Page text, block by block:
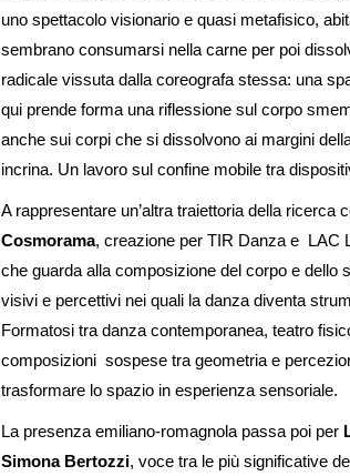
uno spettacolo visionario e quasi metafisico,
sembrano consumarsi nella carne per poi
radicale vissuta dalla coreografa stessa: una
qui prende forma una riflessione sul corpo
anche sui corpi che si dissolvono ai margini
incrina. Un lavoro sul confine mobile tra
A rappresentare un’altra traiettoria della ricerca
Cosmorama, creazione per TIR Danza e LAC
che guarda alla composizione del corpo e
visivi e percettivi nei quali la danza diventa
Formatosi tra danza contemporanea, teatro
composizioni sospese tra geometria e
trasformare lo spazio in esperienza sensoriale.
La presenza emiliano-romagnola passa poi per
Simona Bertozzi, voce tra le più significative